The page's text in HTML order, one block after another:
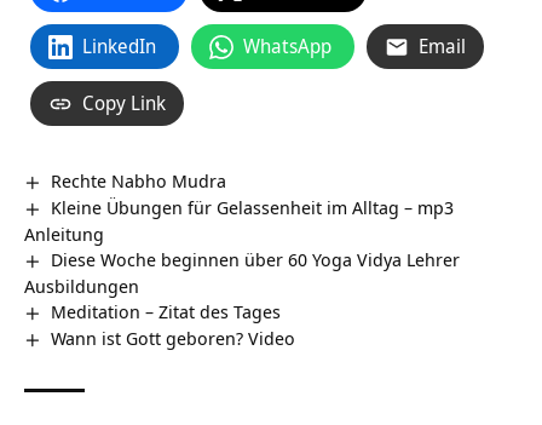
LinkedIn WhatsApp Email
Copy Link
Rechte Nabho Mudra
Kleine Übungen für Gelassenheit im Alltag – mp3
Anleitung
Diese Woche beginnen über 60 Yoga Vidya Lehrer
Ausbildungen
Meditation – Zitat des Tages
Wann ist Gott geboren? Video